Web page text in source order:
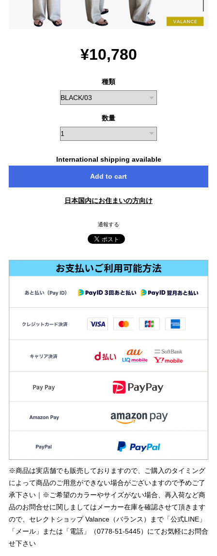
¥10,780
種類
数量
International shipping available
Add to cart
日本国内にお住まいの方向け
通報する
※商品は実店舗でも販売しておりますので、ご購入のタイミング
によって商品のご用意ができない場合がございますので予めご了
承下さい｜※ご希望のカラーやサイズがない場合、再入荷など商
品のお問合せに関しましてはメーカー在庫を確認させて頂きます
ので、セレクトショップ Valance（バランス）まで「公式LINE」
「メール」または「電話」（0778-51-5445）にてお気軽にお問合
せ下さい